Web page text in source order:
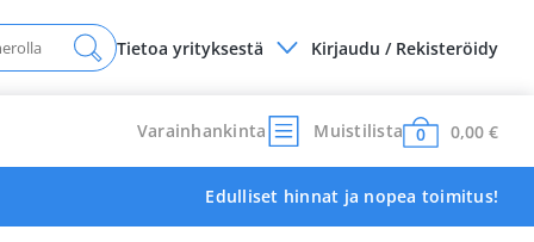
Tietoa yrityksestä Kirjaudu / Rekisteröidy
Varainhankinta Muistilista 0 0,00 €
Edulliset hinnat ja nopea toimitus!